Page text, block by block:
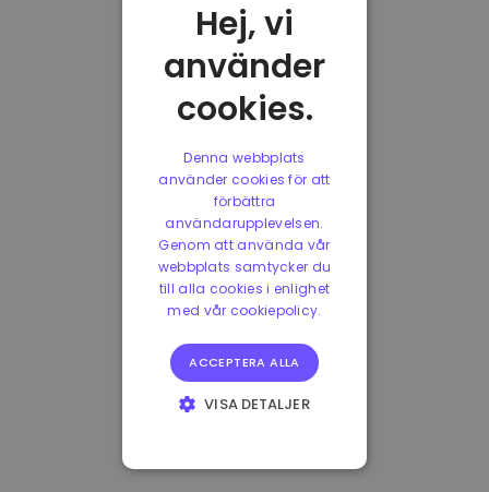
Hej, vi
använder
cookies.
Denna webbplats
använder cookies för att
förbättra
användarupplevelsen.
Genom att använda vår
webbplats samtycker du
till alla cookies i enlighet
med vår cookiepolicy.
ACCEPTERA ALLA
VISA DETALJER